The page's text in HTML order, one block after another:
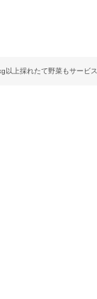
以上採れたて野菜もサービス